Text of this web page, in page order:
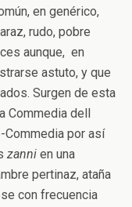
en genérico,
rudo, pobre
aunque, en
astuto, y que
Surgen de esta
Commedia dell
Commedia por así
zanni en una
pertinaz, ataña
con frecuencia